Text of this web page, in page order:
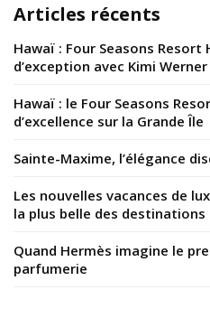
Articles récents
Hawaï : Four Seasons
d’exception avec Kimi Werner
Hawaï : le Four Seasons
d’excellence sur la Grande Île
Sainte-Maxime, l’élégance
Les nouvelles vacances de
la plus belle des destinations
Quand Hermès imagine le
parfumerie